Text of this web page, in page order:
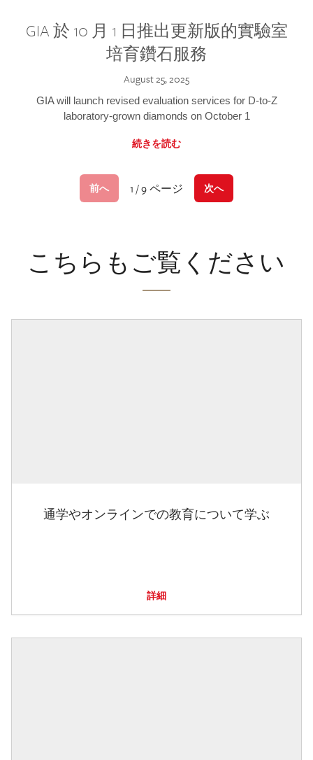
GIA 於 10 月 1 日推出更新版的實驗室
培育鑽石服務
August 25, 2025
GIA will launch revised evaluation services for D-to-Z
laboratory-grown diamonds on October 1
続きを読む
前へ 1 / 9 ページ 次へ
こちらもご覧ください
通学やオンラインでの教育について学ぶ
詳細